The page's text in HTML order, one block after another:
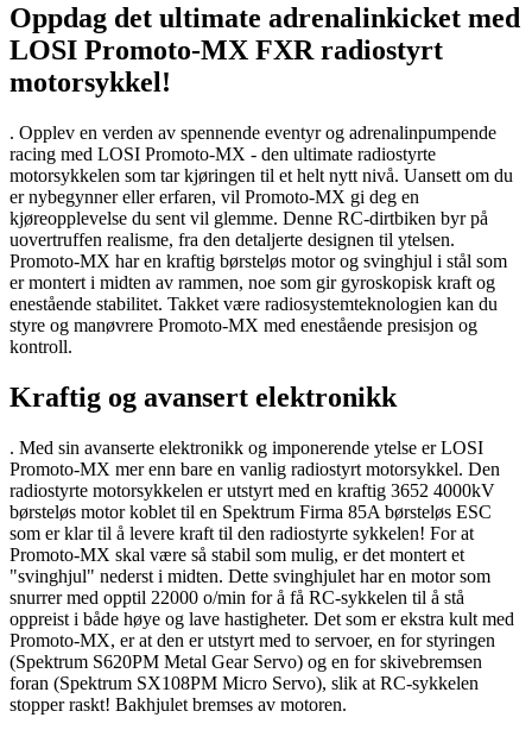
Oppdag det ultimate adrenalinkicket med
LOSI Promoto-MX FXR radiostyrt
motorsykkel!
. Opplev en verden av spennende eventyr og adrenalinpumpende
racing med LOSI Promoto-MX - den ultimate radiostyrte
motorsykkelen som tar kjøringen til et helt nytt nivå. Uansett om du
er nybegynner eller erfaren, vil Promoto-MX gi deg en
kjøreopplevelse du sent vil glemme. Denne RC-dirtbiken byr på
uovertruffen realisme, fra den detaljerte designen til ytelsen.
Promoto-MX har en kraftig børsteløs motor og svinghjul i stål som
er montert i midten av rammen, noe som gir gyroskopisk kraft og
enestående stabilitet. Takket være radiosystemteknologien kan du
styre og manøvrere Promoto-MX med enestående presisjon og
kontroll.
Kraftig og avansert elektronikk
. Med sin avanserte elektronikk og imponerende ytelse er LOSI
Promoto-MX mer enn bare en vanlig radiostyrt motorsykkel. Den
radiostyrte motorsykkelen er utstyrt med en kraftig 3652 4000kV
børsteløs motor koblet til en Spektrum Firma 85A børsteløs ESC
som er klar til å levere kraft til den radiostyrte sykkelen! For at
Promoto-MX skal være så stabil som mulig, er det montert et
"svinghjul" nederst i midten. Dette svinghjulet har en motor som
snurrer med opptil 22000 o/min for å få RC-sykkelen til å stå
oppreist i både høye og lave hastigheter. Det som er ekstra kult med
Promoto-MX, er at den er utstyrt med to servoer, en for styringen
(Spektrum S620PM Metal Gear Servo) og en for skivebremsen
foran (Spektrum SX108PM Micro Servo), slik at RC-sykkelen
stopper raskt! Bakhjulet bremses av motoren.